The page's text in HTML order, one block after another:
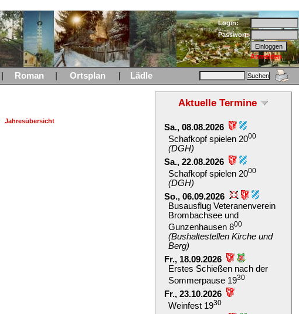
Login:
Passwort:
Anmelden
Roman Ortsplan Lädle
Jahresübersicht
Aktuelle Termine
Sa., 08.08.2026
Schafkopf spielen 2000
(DGH)
Sa., 22.08.2026
Schafkopf spielen 2000
(DGH)
So., 06.09.2026
Busausflug Veteranenverein
Brombachsee und
Gunzenhausen 800
(Bushaltestellen Kirche und
Berg)
Fr., 18.09.2026
Erstes Schießen nach der
Sommerpause 1930
Fr., 23.10.2026
Weinfest 1930